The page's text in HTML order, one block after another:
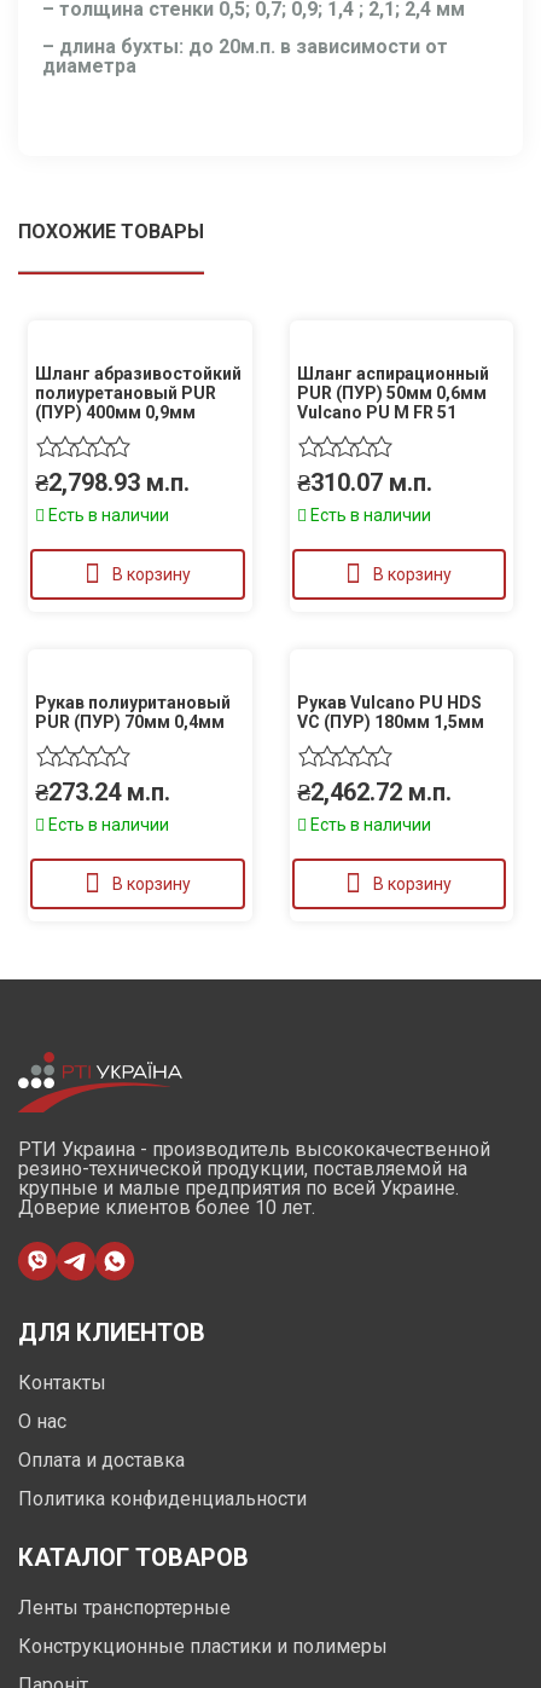
– толщина стенки 0,5; 0,7; 0,9; 1,4 ; 2,1; 2,4 мм
– длина бухты: до 20м.п. в зависимости от
диаметра
ПОХОЖИЕ ТОВАРЫ
Шланг абразивостойкий
полиуретановый PUR
(ПУР) 400мм 0,9мм
₴2,798.93 м.п.
Есть в наличии
В корзину
Шланг аспирационный
PUR (ПУР) 50мм 0,6мм
Vulcano PU M FR 51
₴310.07 м.п.
Есть в наличии
В корзину
Рукав полиуритановый
PUR (ПУР) 70мм 0,4мм
₴273.24 м.п.
Есть в наличии
В корзину
Рукав Vulcano PU HDS
VC (ПУР) 180мм 1,5мм
₴2,462.72 м.п.
Есть в наличии
В корзину
РТИ Украина - производитель высококачественной
резино-технической продукции, поставляемой на
крупные и малые предприятия по всей Украине.
Доверие клиентов более 10 лет.
ДЛЯ КЛИЕНТОВ
Контакты
О нас
Оплата и доставка
Политика конфиденциальности
КАТАЛОГ ТОВАРОВ
Ленты транспортерные
Конструкционные пластики и полимеры